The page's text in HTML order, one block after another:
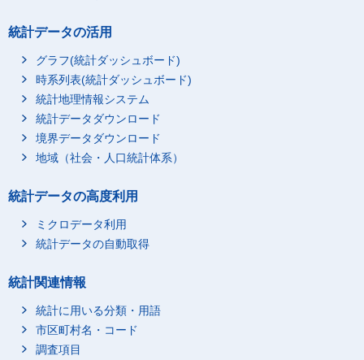
統計データの活用
グラフ(統計ダッシュボード)
時系列表(統計ダッシュボード)
統計地理情報システム
統計データダウンロード
境界データダウンロード
地域（社会・人口統計体系）
統計データの高度利用
ミクロデータ利用
統計データの自動取得
統計関連情報
統計に用いる分類・用語
市区町村名・コード
調査項目